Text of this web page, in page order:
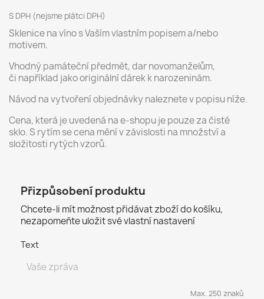
S DPH (nejsme plátci DPH)
Sklenice na víno s Vaším vlastním popisem a/nebo
motivem.
Vhodný památeční předmět, dar novomanželům,
či například jako originální dárek k narozeninám.
Návod na vytvoření objednávky naleznete v popisu níže.
Cena, která je uvedená na e-shopu je pouze za čisté
sklo. S rytím se cena mění v závislosti na množství a
složitosti rytých vzorů.
Přizpůsobení produktu
Chcete-li mít možnost přidávat zboží do košíku,
nezapomeňte uložit své vlastní nastavení
Text
Max. 250 znaků